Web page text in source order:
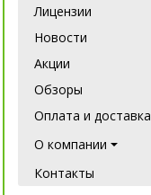
Лицензии
Новости
Акции
Обзоры
Оплата и доставка
О компании
Контакты